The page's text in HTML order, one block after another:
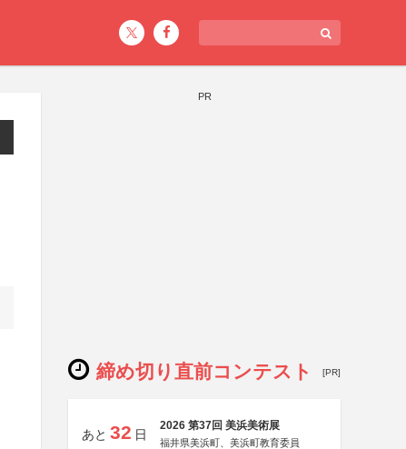
PR
締め切り直前コンテスト [PR]
あと 32 日
2026 第37回 美浜美術展
福井県美浜町、美浜町教育委員